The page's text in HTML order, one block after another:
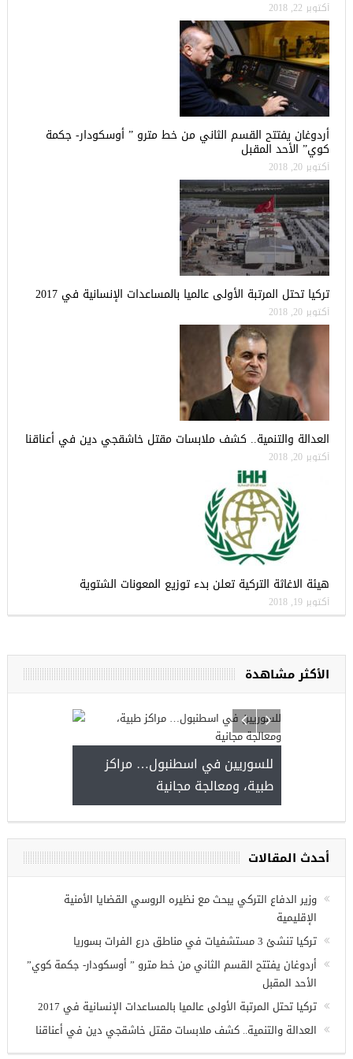
أكتوبر 22, 2018
أردوغان يفتتح القسم الثاني من خط مترو ” أوسكودار- جكمة
كوي” الأحد المقبل
أكتوبر 20, 2018
تركيا تحتل المرتبة الأولى عالميا بالمساعدات الإنسانية في 2017
أكتوبر 20, 2018
العدالة والتنمية.. كشف ملابسات مقتل خاشقجي دين في أعناقنا
أكتوبر 20, 2018
هيئة الاغاثة التركية تعلن بدء توزيع المعونات الشتوية
أكتوبر 19, 2018
الأكثر مشاهدة
للسوريين في اسطنبول… مراكز
طبية، ومعالجة مجانية
في
أحدث المقالات
وزير الدفاع التركي يبحث مع نظيره الروسي القضايا الأمنية
الإقليمية
تركيا تنشئ 3 مستشفيات في مناطق درع الفرات بسوريا
أردوغان يفتتح القسم الثاني من خط مترو ” أوسكودار- جكمة كوي”
الأحد المقبل
تركيا تحتل المرتبة الأولى عالميا بالمساعدات الإنسانية في 2017
العدالة والتنمية.. كشف ملابسات مقتل خاشقجي دين في أعناقنا